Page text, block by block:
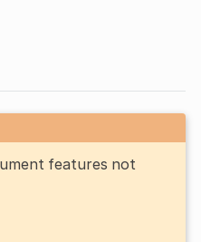
features not